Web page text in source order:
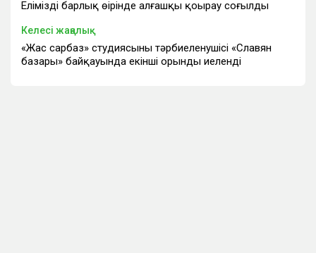
Еліміздің барлық өңірінде алғашқы қоңырау соғылды
Келесі жаңалық
«Жас сарбаз» студиясының тәрбиеленушісі «Славян
базары» байқауында екінші орынды иеленді